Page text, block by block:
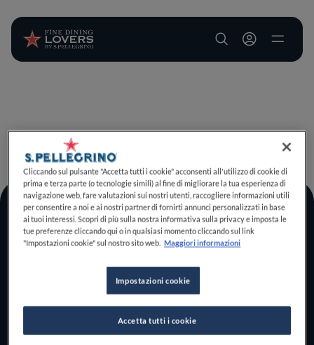
User account
TORNA A INIZIO PAGINA
Home
Log In
Scopri il vero
foodie che è in te
UNISCITI
Cliccando sul pulsante "Accetta tutti i cookie" acconsenti all'utilizzo di cookie di
prima e terza parte (o tecnologie simili) al fine di migliorare la tua esperienza di
navigazione web, fare valutazioni sui nostri utenti, raccogliere informazioni utili
per consentire a noi e ai nostri partner di fornirti annunci personalizzati in base
ai tuoi interessi. Scopri di più sulla nostra informativa sulla privacy e imposta le
tue preferenze cliccando qui o in qualsiasi momento cliccando sul link
"Impostazioni cookie" sul nostro sito web. Maggiori informazioni
Impostazioni cookie
Accetta tutti i cookie